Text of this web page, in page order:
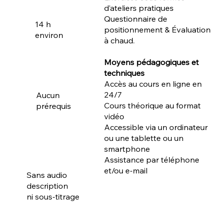
Sans audio
description
ni sous-titrage
Aucun
prérequis
14 h
environ
d’ateliers pratiques
Questionnaire de
positionnement & Évaluation
à chaud.
Moyens pédagogiques et
techniques
Accès au cours en ligne en
24/7
Cours théorique au format
vidéo
Accessible via un ordinateur
ou une tablette ou un
smartphone
Assistance par téléphone
et/ou e-mail